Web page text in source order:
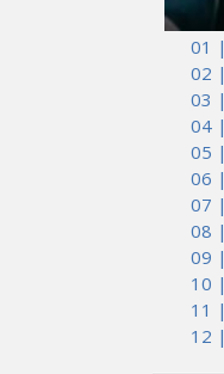
01 |
02 |
03 |
04 |
05 |
06 |
07 |
08 |
09 |
10 |
11 |
12 |